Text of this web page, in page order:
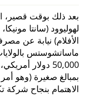
بعد ذلك بوقت قصير،
لهوليوود (سانتا
الأفلام) نيابة عن
ماساتشوستس
50,000 دولار
بمبالغ صغيرة (وهو
الاهتمام بنجاح شركة